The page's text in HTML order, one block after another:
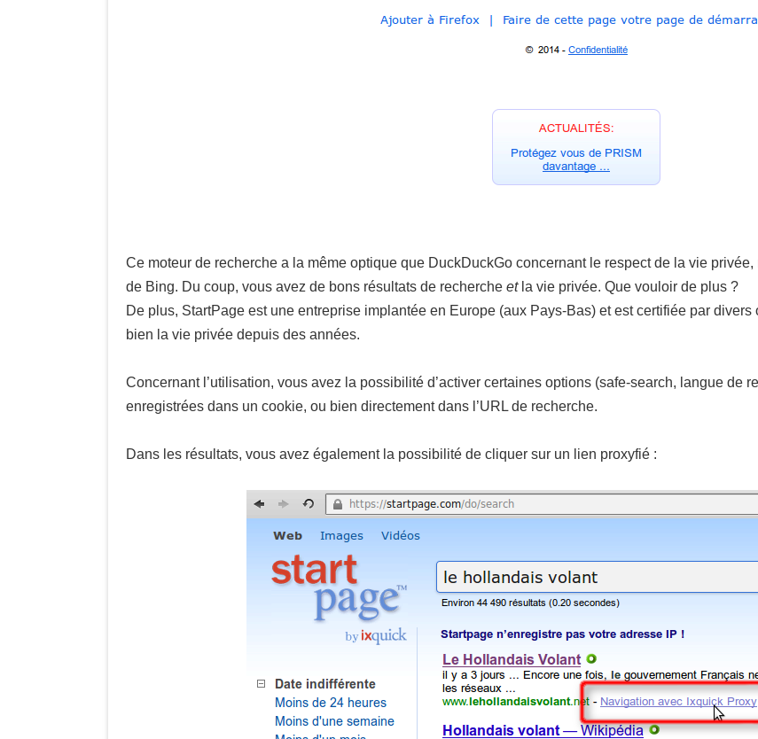
Ce moteur de recherche a la même optique que DuckDuckGo concernant le respect de la vie
de Bing. Du coup, vous avez de bons résultats de recherche etla vie privée. Que vouloir de plus ?
De plus, StartPage est une entreprise implantée en Europe (aux Pays-Bas) et est certifiée par
bien la vie privée depuis des années.
Concernant l’utilisation, vous avez la possibilité d’activer certaines options (safe-search, langue
enregistrées dans un cookie, ou bien directement dans l’URL de recherche.
Dans les résultats, vous avez également la possibilité de cliquer sur un lien proxyfié :